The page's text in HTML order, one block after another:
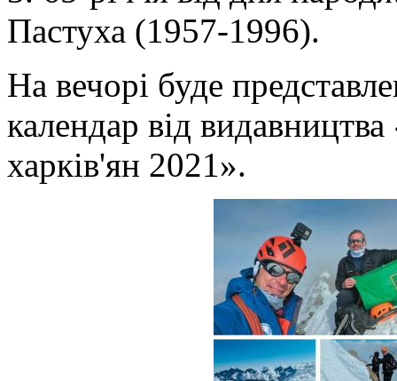
Пастуха (1957-1996).
На вечорі буде
календар від
харків'ян 2021».